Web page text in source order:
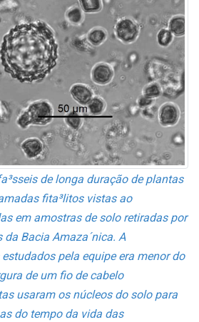
de longa duração de plantas
fita³litos vistas ao
em amostras de solo retiradas por
da Bacia Amaza´nica. A
pela equipe era menor do
de um fio de cabelo
usaram os núcleos do solo para
do tempo da vida das